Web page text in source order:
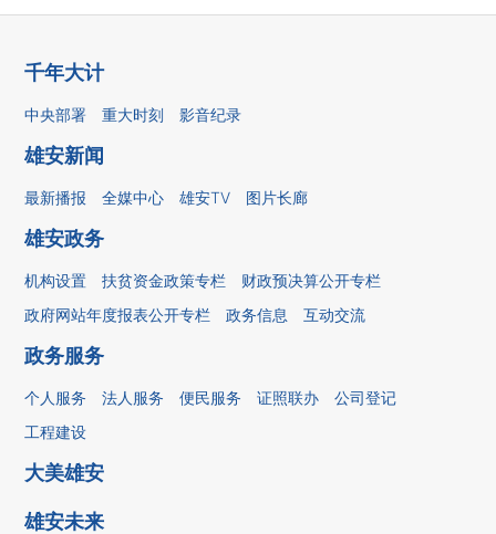
千年大计
中央部署 重大时刻 影音纪录
雄安新闻
最新播报 全媒中心 雄安TV 图片长廊
雄安政务
机构设置 扶贫资金政策专栏
财政预决算公开专栏
政府网站年度报表公开专栏
政务信息 互动交流
政务服务
个人服务 法人服务 便民服务 证照联办
公司登记
工程建设
大美雄安
雄安未来